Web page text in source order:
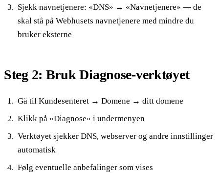
Sjekk navnetjenere: «DNS» → «Navnetjenere» — de
skal stå på Webhusets navnetjenere med mindre du
bruker eksterne
Steg 2: Bruk Diagnose-verktøyet
Gå til Kundesenteret → Domene → ditt domene
Klikk på «Diagnose» i undermenyen
Verktøyet sjekker DNS, webserver og andre innstillinger
automatisk
Følg eventuelle anbefalinger som vises